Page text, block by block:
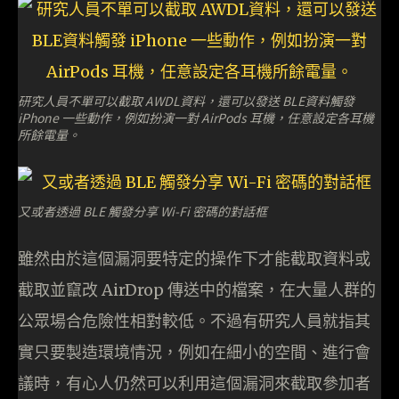
研究人員不單可以截取 AWDL資料，還可以發送 BLE資料觸發
iPhone 一些動作，例如扮演一對 AirPods 耳機，任意設定各耳機
所餘電量。
又或者透過 BLE 觸發分享 Wi-Fi 密碼的對話框
雖然由於這個漏洞要特定的操作下才能截取資料或
截取並竄改 AirDrop 傳送中的檔案，在大量人群的
公眾場合危險性相對較低。不過有研究人員就指其
實只要製造環境情況，例如在細小的空間、進行會
議時，有心人仍然可以利用這個漏洞來截取參加者